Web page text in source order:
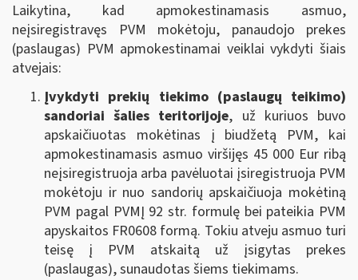
Laikytina, kad apmokestinamasis asmuo,
neįsiregistravęs PVM mokėtoju, panaudojo prekes
(paslaugas) PVM apmokestinamai veiklai vykdyti šiais
atvejais:
Įvykdyti prekių tiekimo (paslaugų teikimo)
sandoriai šalies teritorijoje, už kuriuos buvo
apskaičiuotas mokėtinas į biudžetą PVM, kai
apmokestinamasis asmuo viršijęs 45 000 Eur ribą
neįsiregistruoja arba pavėluotai įsiregistruoja PVM
mokėtoju ir nuo sandorių apskaičiuoja mokėtiną
PVM pagal PVMĮ 92 str. formulę bei pateikia PVM
apyskaitos FR0608 formą. Tokiu atveju asmuo turi
teisę į PVM atskaitą už įsigytas prekes
(paslaugas), sunaudotas šiems tiekimams.